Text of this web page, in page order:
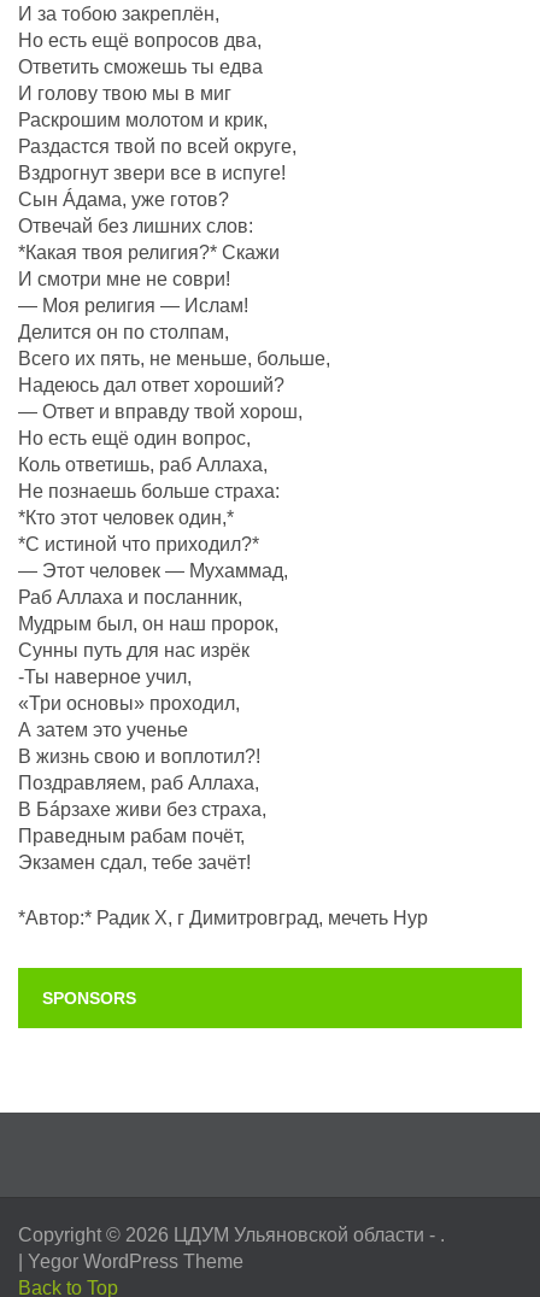
И за тобою закреплëн,
Но есть ещё вопросов два,
Ответить сможешь ты едва
И голову твою мы в миг
Раскрошим молотом и крик,
Раздастся твой по всей округе,
Вздрогнут звери все в испуге!
Сын Áдама, уже готов?
Отвечай без лишних слов:
*Какая твоя религия?* Скажи
И смотри мне не соври!
— Моя религия — Ислам!
Делится он по столпам,
Всего их пять, не меньше, больше,
Надеюсь дал ответ хороший?
— Ответ и вправду твой хорош,
Но есть ещё один вопрос,
Коль ответишь, раб Аллаха,
Не познаешь больше страха:
*Кто этот человек один,*
*С истиной что приходил?*
— Этот человек — Мухаммад,
Раб Аллаха и посланник,
Мудрым был, он наш пророк,
Сунны путь для нас изрёк
-Ты наверное учил,
«Три основы» проходил,
А затем это ученье
В жизнь свою и воплотил?!
Поздравляем, раб Аллаха,
В Бáрзахе живи без страха,
Праведным рабам почëт,
Экзамен сдал, тебе зачёт!
*Автор:* Радик Х, г Димитровград, мечеть Нур
SPONSORS
Copyright © 2026 ЦДУМ Ульяновской области - .
Yegor WordPress Theme
Back to Top